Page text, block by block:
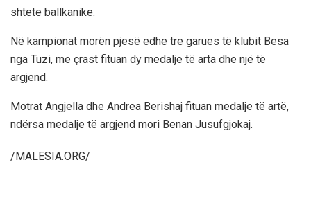
shtete ballkanike.
Në kampionat morën pjesë edhe tre garues të klubit Besa
nga Tuzi, me çrast fituan dy medalje të arta dhe një të
argjend.
Motrat Angjella dhe Andrea Berishaj fituan medalje të artë,
ndërsa medalje të argjend mori Benan Jusufgjokaj.
/MALESIA.ORG/